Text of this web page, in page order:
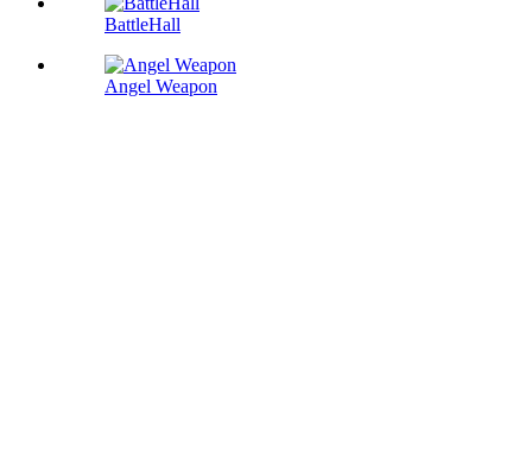
BattleHall
Angel Weapon